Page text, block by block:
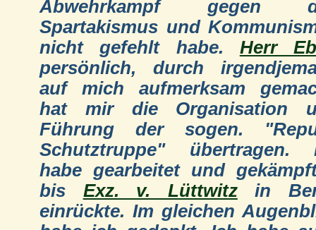
Abwehrkampf gegen
Spartakismus und
nicht gefehlt habe. Herr
persönlich, durch
auf mich aufmerksam
hat mir die Organisation
Führung der sogen.
Schutztruppe" übertragen.
habe gearbeitet und
bis Exz. v. Lüttwitzin
einrückte. Im gleichen